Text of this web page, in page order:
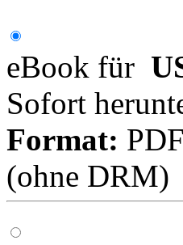
eBook für
Sofort
Format:
(ohne DRM)